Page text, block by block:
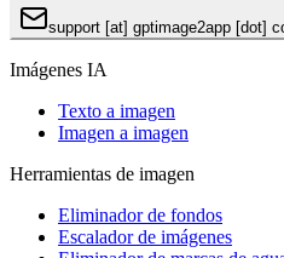
support [at] gptimage2app [dot]
Imágenes IA
Texto a imagen
Imagen a imagen
Herramientas de imagen
Eliminador de fondos
Escalador de imágenes